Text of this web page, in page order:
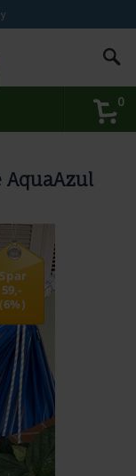
0
AquaAzul
Spar
59,-
(6%)